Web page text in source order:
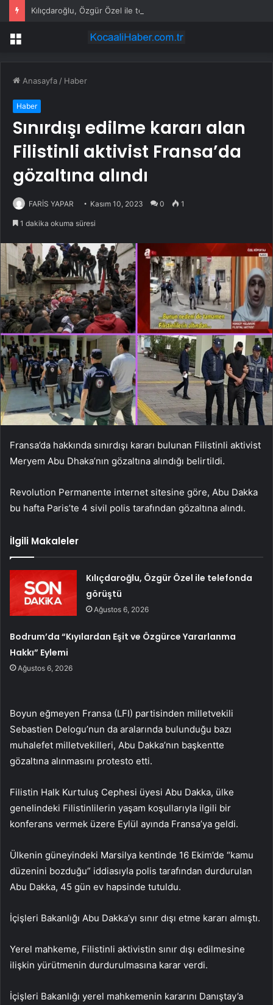
Kılıçdaroğlu, Özgür Özel ile telefonda görüştü
Menü
Anasayfa / Haber
Haber
Sınırdışı edilme kararı alan
Filistinli aktivist Fransa’da
gözaltına alındı
FARİS YAPAR Kasım 10, 2023 0 1
1 dakika okuma süresi
Fransa’da hakkında sınırdışı kararı bulunan Filistinli aktivist
Meryem Abu Dhaka’nın gözaltına alındığı belirtildi.
Revolution Permanente internet sitesine göre, Abu Dakka
bu hafta Paris’te 4 sivil polis tarafından gözaltına alındı.
İlgili Makaleler
Kılıçdaroğlu, Özgür Özel ile telefonda
görüştü
Ağustos 6, 2026
Bodrum’da “Kıyılardan Eşit ve Özgürce Yararlanma
Hakkı” Eylemi
Ağustos 6, 2026
Boyun eğmeyen Fransa (LFI) partisinden milletvekili
Sebastien Delogu’nun da aralarında bulunduğu bazı
muhalefet milletvekilleri, Abu Dakka’nın başkentte
gözaltına alınmasını protesto etti.
Filistin Halk Kurtuluş Cephesi üyesi Abu Dakka, ülke
genelindeki Filistinlilerin yaşam koşullarıyla ilgili bir
konferans vermek üzere Eylül ayında Fransa’ya geldi.
Ülkenin güneyindeki Marsilya kentinde 16 Ekim’de “kamu
düzenini bozduğu” iddiasıyla polis tarafından durdurulan
Abu Dakka, 45 gün ev hapsinde tutuldu.
İçişleri Bakanlığı Abu Dakka’yı sınır dışı etme kararı almıştı.
Yerel mahkeme, Filistinli aktivistin sınır dışı edilmesine
ilişkin yürütmenin durdurulmasına karar verdi.
İçişleri Bakanlığı yerel mahkemenin kararını Danıştay’a